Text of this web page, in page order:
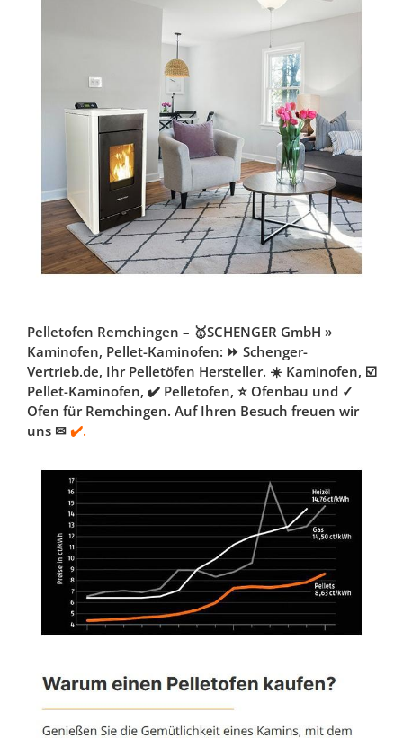
Pelletofen Remchingen – 🥇SCHENGER GmbH »
Kaminofen, Pellet-Kaminofen: ⏩ Schenger-
Vertrieb.de, Ihr Pelletöfen Hersteller. ☀️ Kaminofen, ☑️
Pellet-Kaminofen, ✔️ Pelletofen, ⭐ Ofenbau und ✓
Ofen für Remchingen. Auf Ihren Besuch freuen wir
uns ✉ ✔️.